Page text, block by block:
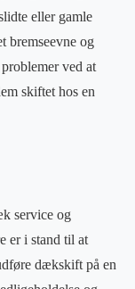
eller gamle
bremseevne og
ved at
skiftet hos en
service og
er i stand til at
dækskift på en